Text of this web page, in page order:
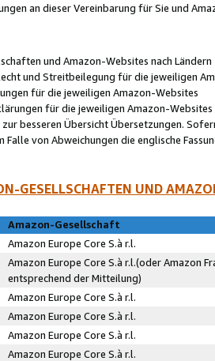
an dieser Vereinbarung für Sie und
und Amazon-Websites nach Ländern
und Streitbeilegung für die jeweiligen
für die jeweiligen Amazon-Websites
für die jeweiligen Amazon-Websites
besseren Übersicht Übersetzungen.
von Abweichungen die englische
GESELLSCHAFTEN UND
Amazon-Gesellschaft
Amazon Europe Core S.à r.l.
Amazon Europe Core S.à r.l.(oder Amazon
entsprechend der Mitteilung)
Amazon Europe Core S.à r.l.
Amazon Europe Core S.à r.l.
Amazon Europe Core S.à r.l.
Amazon Europe Core S.à r.l.